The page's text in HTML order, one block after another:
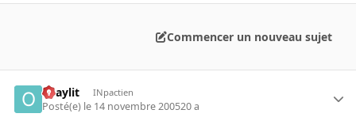
Commencer un nouveau sujet
Oraylit INpactien
Posté(e) le 14 novembre 200520 a